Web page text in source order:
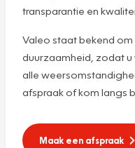
transparantie en
Valeo staat bekend
duurzaamheid, zodat
alle
afspraak of kom langs
Maak een afspraak